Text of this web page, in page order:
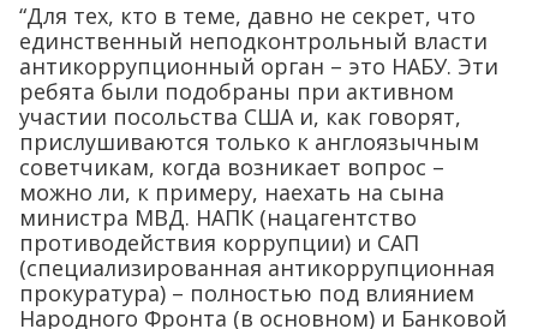
“Для тех, кто в теме, давно не секрет, что
единственный неподконтрольный власти
антикоррупционный орган – это НАБУ. Эти
ребята были подобраны при активном
участии посольства США и, как говорят,
прислушиваются только к англоязычным
советчикам, когда возникает вопрос –
можно ли, к примеру, наехать на сына
министра МВД. НАПК (нацагентство
противодействия коррупции) и САП
(специализированная антикоррупционная
прокуратура) – полностью под влиянием
Народного Фронта (в основном) и Банковой